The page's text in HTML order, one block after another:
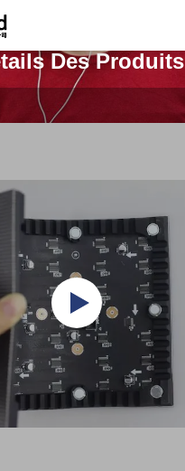
Des Produits